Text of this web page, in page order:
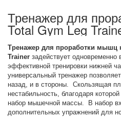
Тренажер для
Total Gym Leg
товара
Тренажер для проработки мышц
Trainer задействует
эффективной тренировки нижней
универсальный тренажер
назад, и в стороны. Скользящая
нестабильность, благодаря
набор мышечной массы. В набор
дополнительных упражнений для